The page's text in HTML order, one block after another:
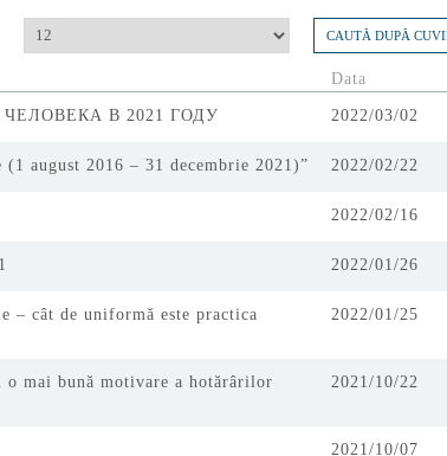
Data
В 2021 ГОДУ 2022/03/02
august 2016 – 31 decembrie 2021)” 2022/02/22
2022/02/16
2022/01/26
– cât de uniformă este practica
2022/01/25
mai bună motivare a hotărârilor
2021/10/22
2021/10/07